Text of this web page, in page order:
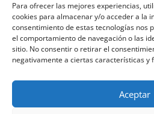
Para ofrecer las mejores experiencias,
cookies para almacenar y/o acceder a la
consentimiento de estas tecnologías nos
el comportamiento de navegación o las
sitio. No consentir o retirar el
negativamente a ciertas características y
Aceptar